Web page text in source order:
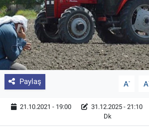
Paylaş A- A
21.10.2021 - 19:00 31.12.2025 - 21:10
Dk
Yetiştirici Soruyor
Dünyada Tarım
Üretici Birlikleri
Şeker ve Şekerli Mamüller
Tahıllar ve Baklagiller